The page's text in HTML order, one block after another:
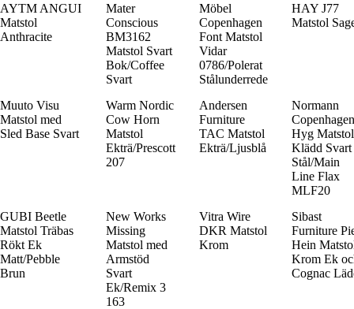
AYTM ANGUI
Matstol
Anthracite
Mater
Conscious
BM3162
Matstol Svart
Bok/Coffee
Svart
Möbel
Copenhagen
Font Matstol
Vidar
0786/Polerat
Stålunderrede
HAY J77
Matstol
Muuto Visu
Matstol med
Sled Base Svart
Warm Nordic
Cow Horn
Matstol
Ekträ/Prescott
207
Andersen
Furniture
TAC Matstol
Ekträ/Ljusblå
Normann
Copenhagen
Hyg Matstol
Klädd Svart
Stål/Main
Line Flax
MLF20
GUBI Beetle
Matstol Träbas
Rökt Ek
Matt/Pebble
Brun
New Works
Missing
Matstol med
Armstöd
Svart
Ek/Remix 3
163
Vitra Wire
DKR Matstol
Krom
Sibast
Furniture
Hein
Krom Ek
Cognac